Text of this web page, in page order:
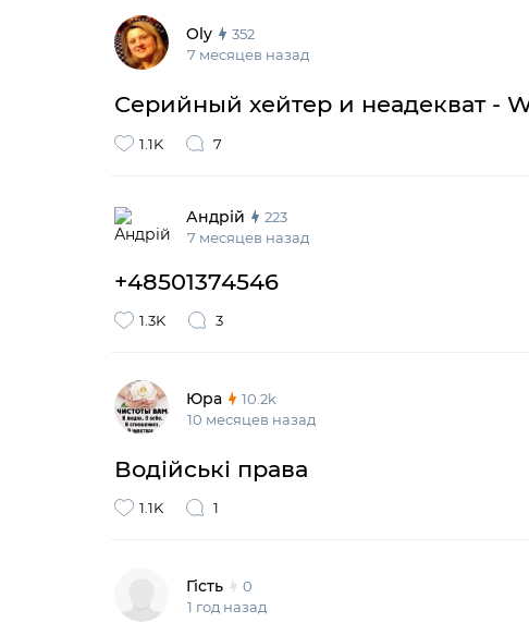
Oly
352
7 месяцев назад
Серийный хейтер и неадекват -
1.1K 7
Андрій
223
7 месяцев назад
+48501374546
1.3K 3
Юра
10.2k
10 месяцев назад
Водійські права
1.1K 1
Гість
0
1 год назад